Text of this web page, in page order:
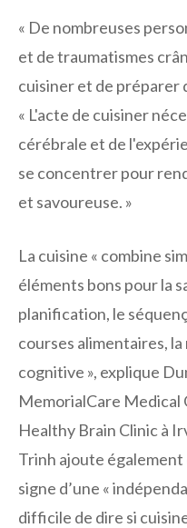
« De nombreuses
et de traumatismes
cuisiner et de préparer
« L'acte de cuisiner
cérébrale et de
se concentrer pour
et savoureuse. »
La cuisine « combine
éléments bons pour la
planification, le
courses alimentaires,
cognitive », explique
MemorialCare Medical
Healthy Brain Clinic à
Trinh ajoute
signe d’une «
difficile de dire si